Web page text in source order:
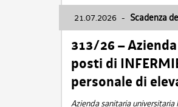
21.07.2026 - Scadenza
313/26 –
posti di
personale di
Azienda sanitaria universitaria